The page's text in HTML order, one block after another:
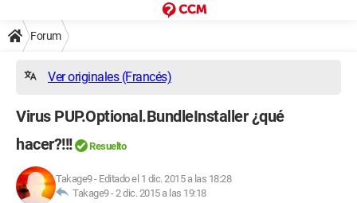
Forum
Ver originales (Francés)
Virus PUP.Optional.BundleInstaller ¿qué
hacer?!!!
Resuelto
Takage9- Editado el 1 dic. 2015 a las 18:28
Takage9 -2 dic. 2015 a las 19:18